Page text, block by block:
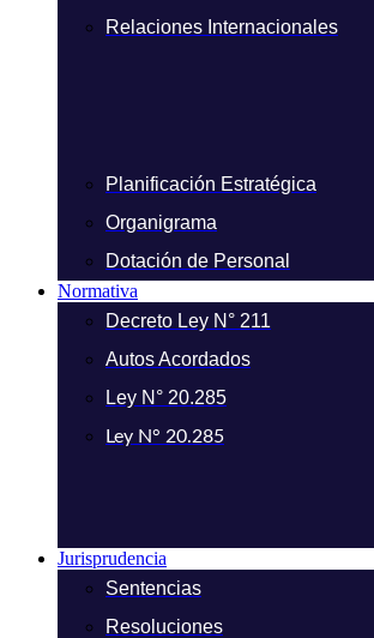
Relaciones Internacionales
Planificación Estratégica
Organigrama
Dotación de Personal
Normativa
Decreto Ley N° 211
Autos Acordados
Ley N° 20.285
Ley N° 20.285
Jurisprudencia
Sentencias
Resoluciones